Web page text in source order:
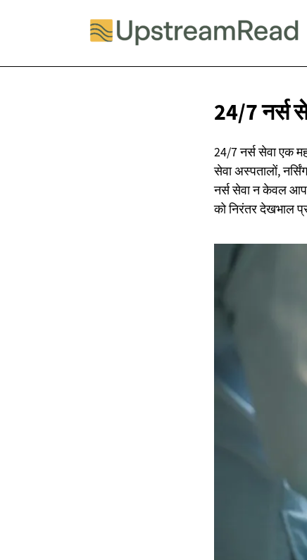
24/7 नर्स
24/7 नर्स सेवा एक
सेवा अस्पतालों,
नर्स सेवा न केवल
को निरंतर देखभाल